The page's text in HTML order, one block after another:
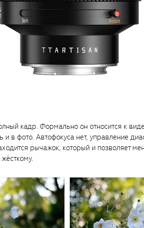
кадр. Формально он относится к
и в фото. Автофокуса нет, управление
рычажок, который и позволяет